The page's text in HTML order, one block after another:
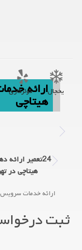
یخچال کولرگازیارائه
هیتاچی
24تعمیر
هیتاچی در
ارائه خدمات سرویس
ثبت